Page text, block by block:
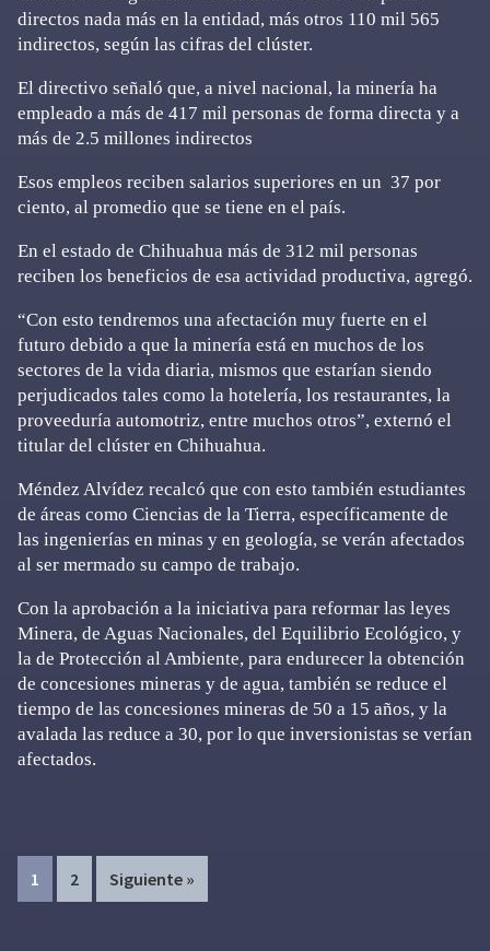
directos nada más en la entidad, más otros 110 mil 565
indirectos, según las cifras del clúster.
El directivo señaló que, a nivel nacional, la minería ha
empleado a más de 417 mil personas de forma directa y a
más de 2.5 millones indirectos
Esos empleos reciben salarios superiores en un 37 por
ciento, al promedio que se tiene en el país.
En el estado de Chihuahua más de 312 mil personas
reciben los beneficios de esa actividad productiva, agregó.
“Con esto tendremos una afectación muy fuerte en el
futuro debido a que la minería está en muchos de los
sectores de la vida diaria, mismos que estarían siendo
perjudicados tales como la hotelería, los restaurantes, la
proveeduría automotriz, entre muchos otros”, externó el
titular del clúster en Chihuahua.
Méndez Alvídez recalcó que con esto también estudiantes
de áreas como Ciencias de la Tierra, específicamente de
las ingenierías en minas y en geología, se verán afectados
al ser mermado su campo de trabajo.
Con la aprobación a la iniciativa para reformar las leyes
Minera, de Aguas Nacionales, del Equilibrio Ecológico, y
la de Protección al Ambiente, para endurecer la obtención
de concesiones mineras y de agua, también se reduce el
tiempo de las concesiones mineras de 50 a 15 años, y la
avalada las reduce a 30, por lo que inversionistas se verían
afectados.
Page
1 Page
2 Siguiente »